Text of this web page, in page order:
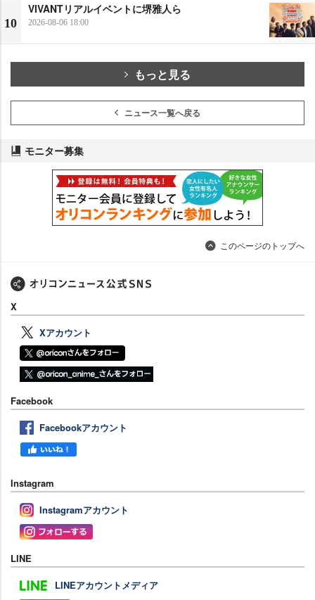
10
VIVANTリアルイベントに堺雅人ら
2026-08-06 18:00
もっと見る
ニュース一覧へ戻る
モニター募集
このページのトップへ
X
Xアカウント
Facebook
Facebookアカウント
Instagram
Instagramアカウント
LINE
LINEアカウントメディア